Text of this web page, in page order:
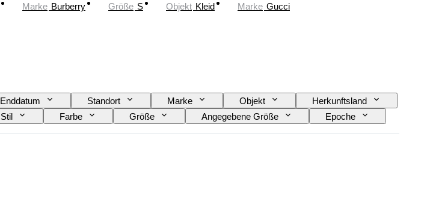
Marke Burberry Größe S Objekt Kleid Marke Gucci
Enddatum Standort Marke Objekt
Herkunftsland
Stil Farbe Größe Angegebene Größe
Epoche
Schuhgröße